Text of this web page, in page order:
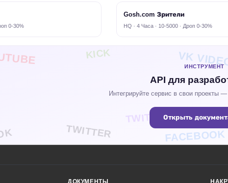
0-30%
Gosh.com Зрители
HQ · 4 Часа · 10-5000 · Дроп 0-30%
KICK VK
TWITTER FACEBOOK
TWITCH
ИНСТРУМЕНТ
API для
Интегрируйте сервис в свои проекты
Открыть
ДОКУМЕНТЫ